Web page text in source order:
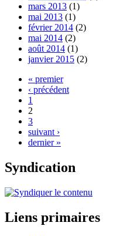
mars 2013 (1)
mai 2013 (1)
février 2014 (2)
mai 2014 (2)
août 2014 (1)
janvier 2015 (2)
« premier
‹ précédent
1
2
3
suivant ›
dernier »
Syndication
Liens primaires